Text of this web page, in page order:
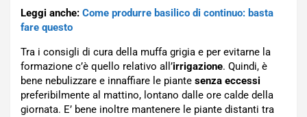
Leggi anche: Come produrre basilico di continuo: basta
fare questo
Tra i consigli di cura della muffa grigia e per evitarne la
formazione c’è quello relativo all’irrigazione. Quindi, è
bene nebulizzare e innaffiare le piante senza eccessi
preferibilmente al mattino, lontano dalle ore calde della
giornata. E’ bene inoltre mantenere le piante distanti tra